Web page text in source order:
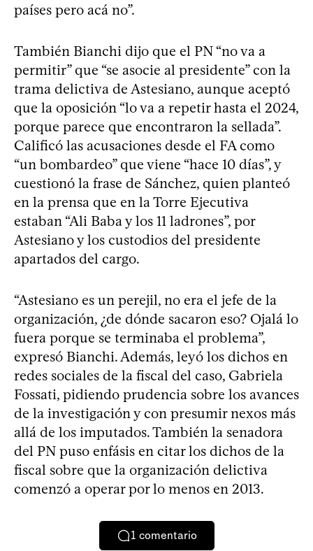
países pero acá no”.
También Bianchi dijo que el PN “no va a
permitir” que “se asocie al presidente” con la
trama delictiva de Astesiano, aunque aceptó
que la oposición “lo va a repetir hasta el 2024,
porque parece que encontraron la sellada”.
Calificó las acusaciones desde el FA como
“un bombardeo” que viene “hace 10 días”, y
cuestionó la frase de Sánchez, quien planteó
en la prensa que en la Torre Ejecutiva
estaban “Ali Baba y los 11 ladrones”, por
Astesiano y los custodios del presidente
apartados del cargo.
“Astesiano es un perejil, no era el jefe de la
organización, ¿de dónde sacaron eso? Ojalá lo
fuera porque se terminaba el problema”,
expresó Bianchi. Además, leyó los dichos en
redes sociales de la fiscal del caso, Gabriela
Fossati, pidiendo prudencia sobre los avances
de la investigación y con presumir nexos más
allá de los imputados. También la senadora
del PN puso enfásis en citar los dichos de la
fiscal sobre que la organización delictiva
comenzó a operar por lo menos en 2013.
1 comentario